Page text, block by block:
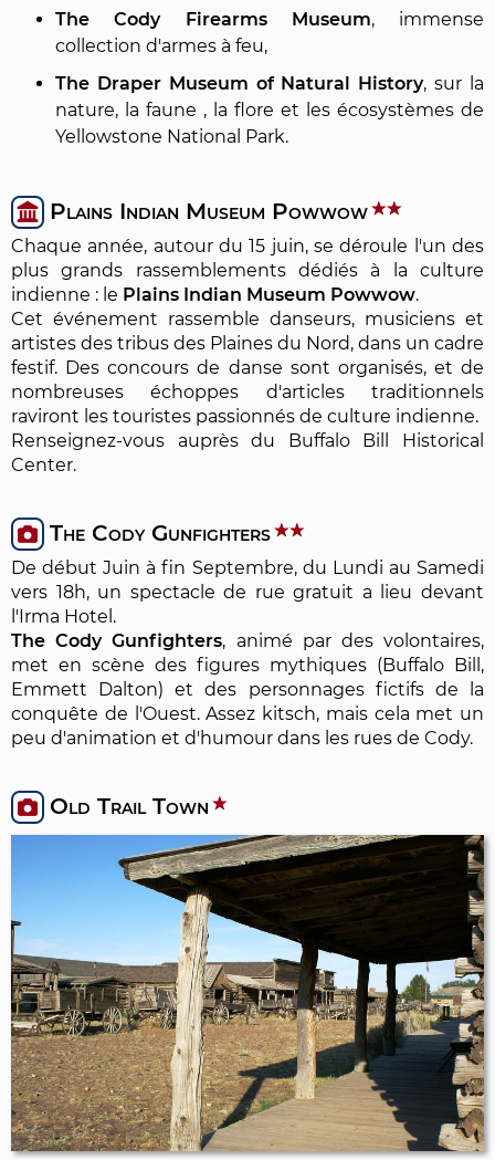
The Cody Firearms Museum, immense
collection d'armes à feu,
The Draper Museum of Natural History, sur la
nature, la faune , la flore et les écosystèmes de
Yellowstone National Park.
Plains Indian Museum Powwow
Chaque année, autour du 15 juin, se déroule l'un des
plus grands rassemblements dédiés à la culture
indienne : le Plains Indian Museum Powwow.
Cet événement rassemble danseurs, musiciens et
artistes des tribus des Plaines du Nord, dans un cadre
festif. Des concours de danse sont organisés, et de
nombreuses échoppes d'articles traditionnels
raviront les touristes passionnés de culture indienne.
Renseignez-vous auprès du Buffalo Bill Historical
Center.
The Cody Gunfighters
De début Juin à fin Septembre, du Lundi au Samedi
vers 18h, un spectacle de rue gratuit a lieu devant
l'Irma Hotel.
The Cody Gunfighters, animé par des volontaires,
met en scène des figures mythiques (Buffalo Bill,
Emmett Dalton) et des personnages fictifs de la
conquête de l'Ouest. Assez kitsch, mais cela met un
peu d'animation et d'humour dans les rues de Cody.
Old Trail Town